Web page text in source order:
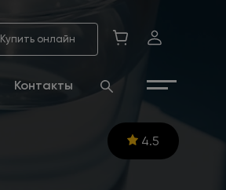
Купить онлайн
Контакты
4.5